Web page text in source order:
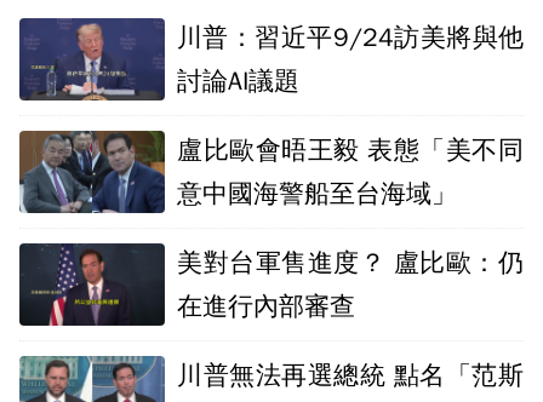
川普：習近平9/24訪美將與他
討論AI議題
盧比歐會晤王毅 表態「美不同
意中國海警船至台海域」
美對台軍售進度？ 盧比歐：仍
在進行內部審查
川普無法再選總統 點名「范斯